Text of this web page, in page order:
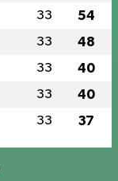
33 54
33 48
33 40
33 40
33 37